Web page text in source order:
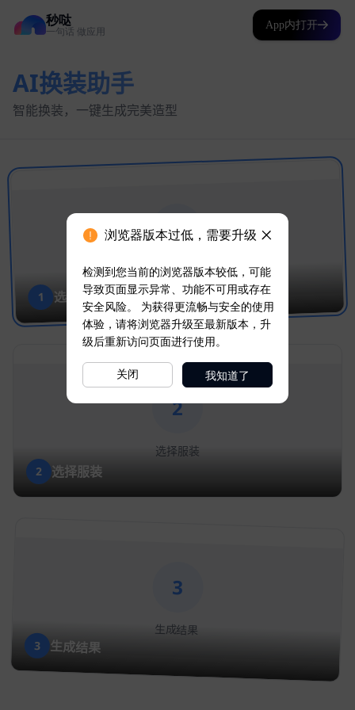
秒哒
一句话 做应用
App内打开
浏览器版本过低，需要升级
检测到您当前的浏览器版本较低，可能
导致页面显示异常、功能不可用或存在
安全风险。 为获得更流畅与安全的使用
体验，请将浏览器升级至最新版本，升
级后重新访问页面进行使用。
关闭 我知道了